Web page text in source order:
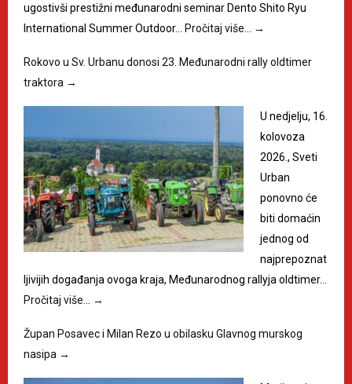
ugostivši prestižni međunarodni seminar Dento Shito Ryu
International Summer Outdoor… Pročitaj više… →
Rokovo u Sv. Urbanu donosi 23. Međunarodni rally oldtimer
traktora →
U nedjelju, 16.
kolovoza
2026., Sveti
Urban
ponovno će
biti domaćin
jednog od
najprepoznat
ljivijih događanja ovoga kraja, Međunarodnog rallyja oldtimer…
Pročitaj više…
→
Župan Posavec i Milan Rezo u obilasku Glavnog murskog
nasipa →